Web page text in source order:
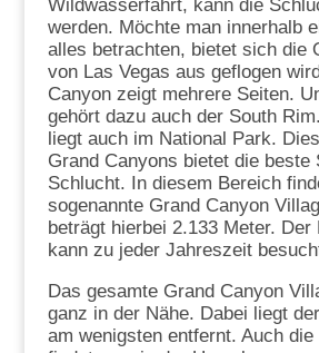
Wildwasserfahrt, kann die
werden. Möchte man innerhalb
alles betrachten, bietet sich die
von Las Vegas aus geflogen
Canyon zeigt mehrere Seiten.
gehört dazu auch der South
liegt auch im National Park.
Grand Canyons bietet die beste
Schlucht. In diesem Bereich
sogenannte Grand Canyon
beträgt hierbei 2.133 Meter. Der
kann zu jeder Jahreszeit
Das gesamte Grand Canyon
ganz in der Nähe. Dabei liegt
am wenigsten entfernt. Auch die